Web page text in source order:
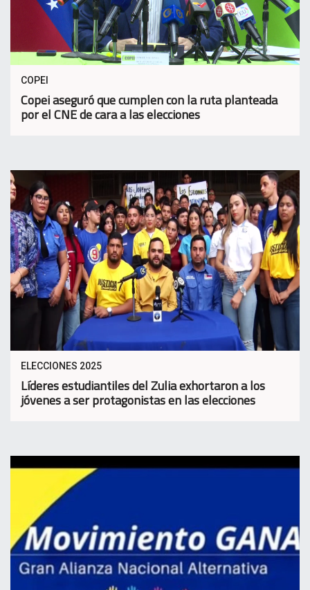
COPEI
Copei aseguró que cumplen con la ruta planteada
por el CNE de cara a las elecciones
ELECCIONES 2025
Líderes estudiantiles del Zulia exhortaron a los
jóvenes a ser protagonistas en las elecciones